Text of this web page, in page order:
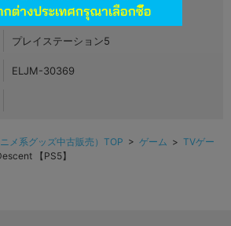
2024年01月25日
プレイステーション5
ELJM-30369
メ系グッズ中古販売）TOP > ゲーム > TVゲー
【PS5】